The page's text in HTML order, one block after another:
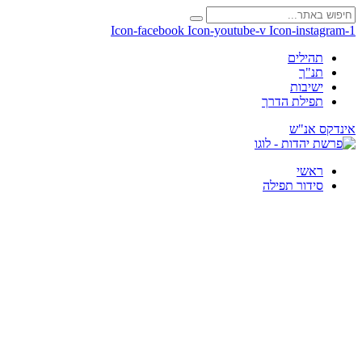
Icon-facebook Icon-youtube-v Icon-instagram-1
תהילים
תנ"ך
ישיבות
תפילת הדרך
אינדקס אנ"ש
ראשי
סידור תפילה